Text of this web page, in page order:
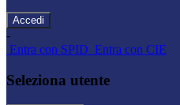
-
Entra con SPID Entra con CIE
Seleziona utente